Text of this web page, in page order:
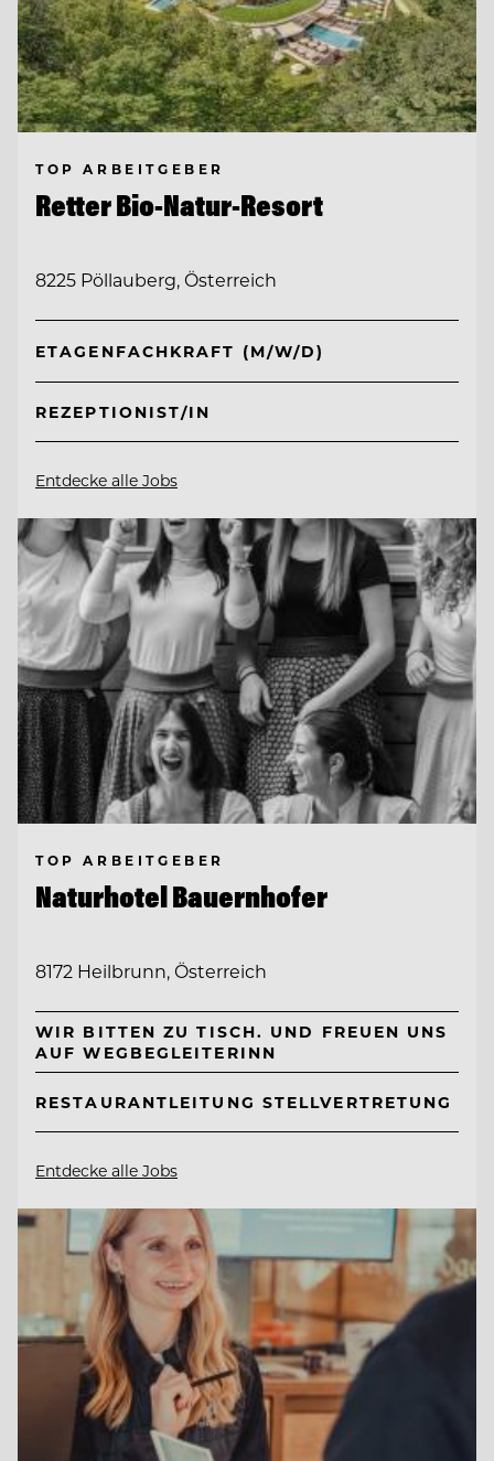
TOP ARBEITGEBER
Retter Bio-Natur-Resort
8225 Pöllauberg, Österreich
ETAGENFACHKRAFT (M/W/D)
REZEPTIONIST/IN
Entdecke alle Jobs
TOP ARBEITGEBER
Naturhotel Bauernhofer
8172 Heilbrunn, Österreich
WIR BITTEN ZU TISCH. UND FREUEN UNS
AUF WEGBEGLEITERINN
RESTAURANTLEITUNG STELLVERTRETUNG
Entdecke alle Jobs